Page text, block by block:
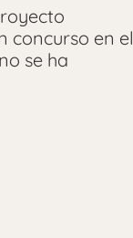
concurso en el
se ha